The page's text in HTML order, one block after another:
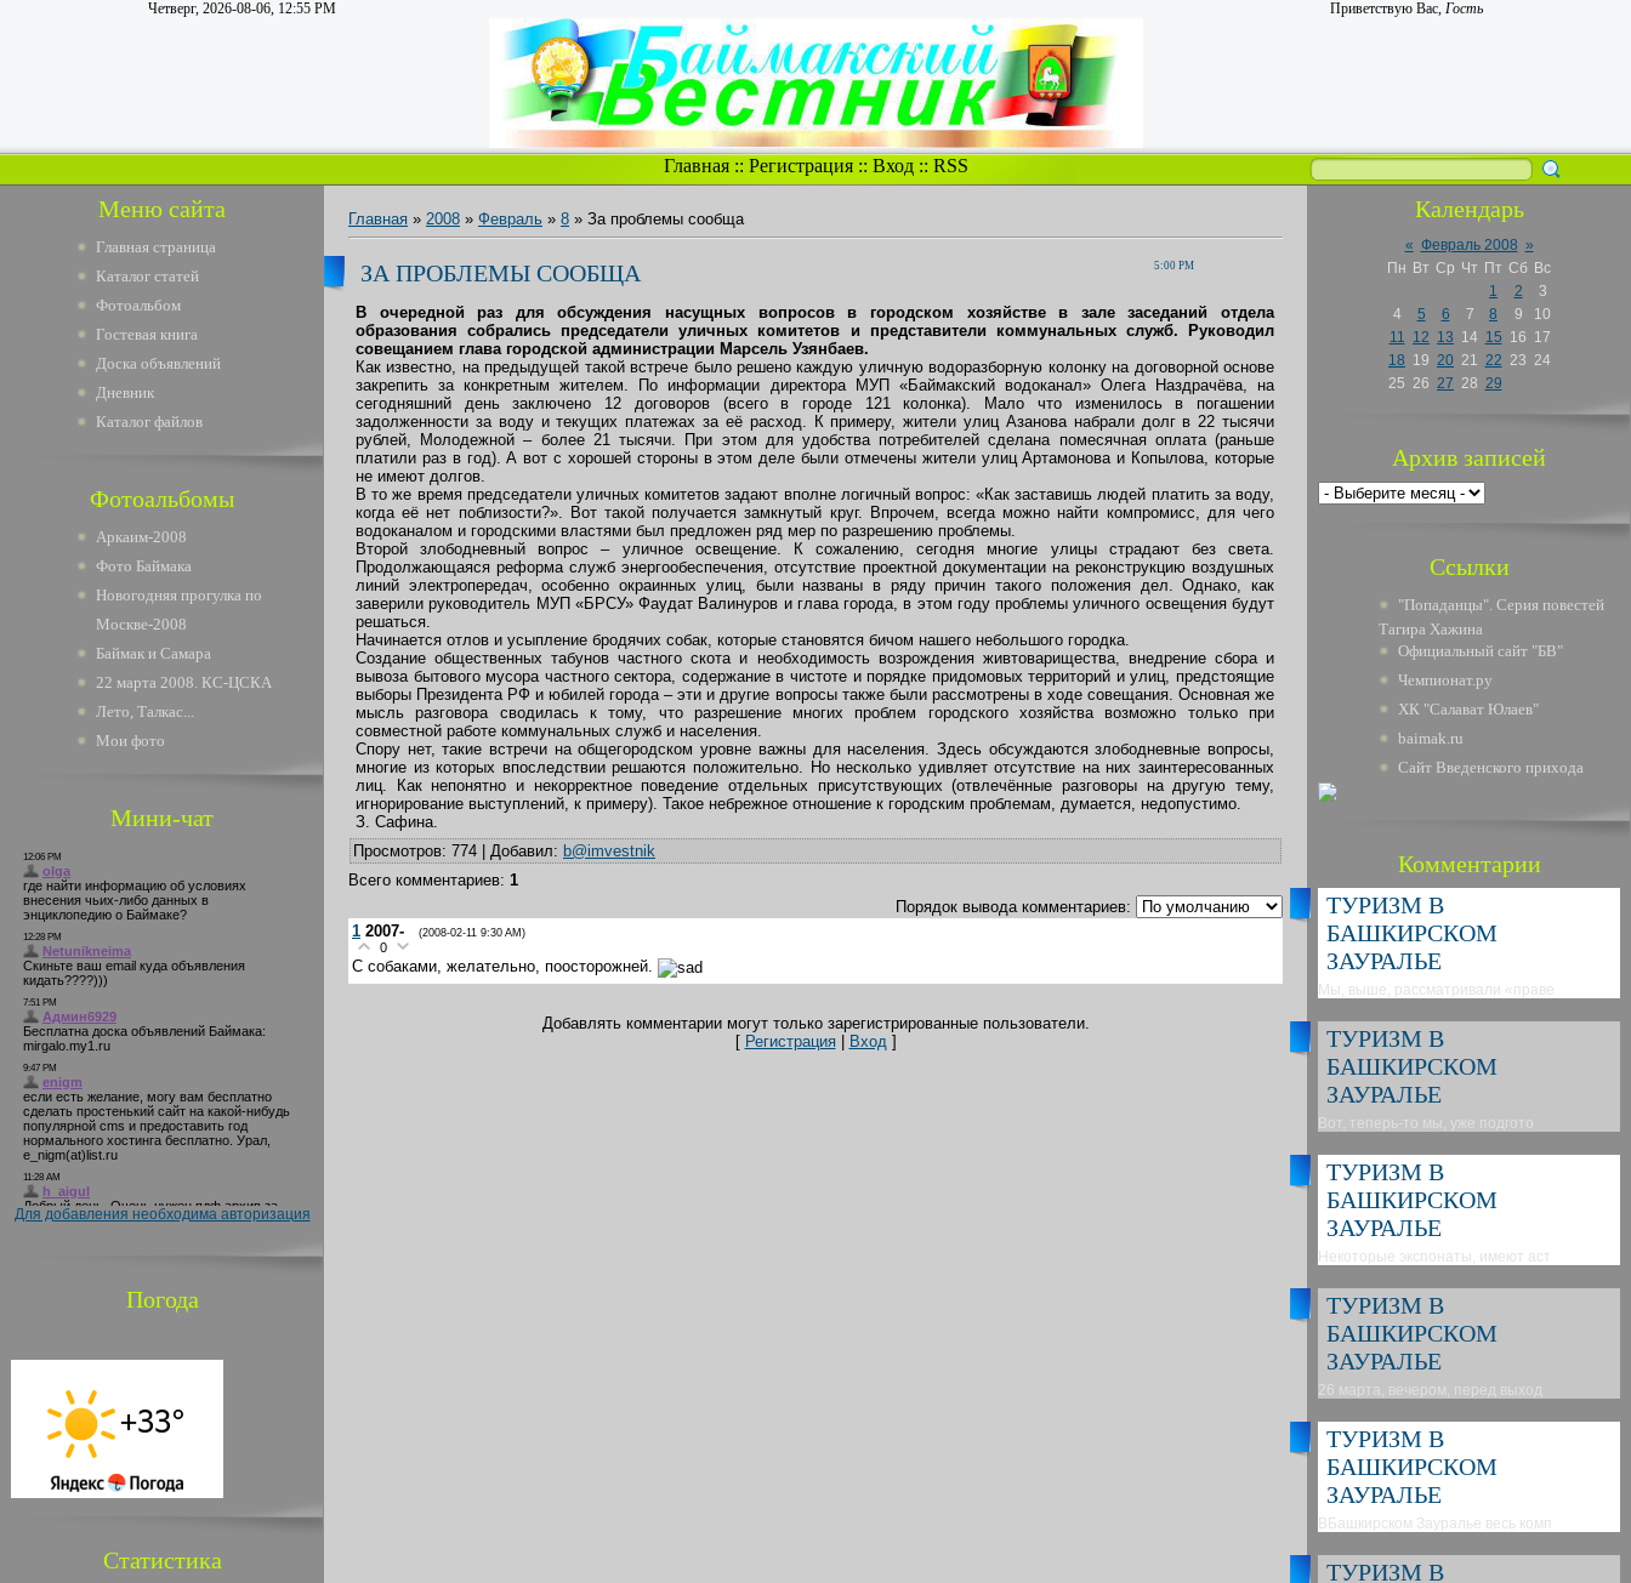
Четверг, 2026-08-06, 12:55 PM Приветствую Вас, Гость
Главная:: Регистрация:: Вход:: RSS
Меню сайта
Главная страница
Каталог статей
Фотоальбом
Гостевая книга
Доска объявлений
Дневник
Каталог файлов
Фотоальбомы
Аркаим-2008
Фото Баймака
Новогодняя прогулка по
Москве-2008
Баймак и Самара
22 марта 2008. КС-ЦСКА
Лето, Талкас...
Мои фото
Мини-чат
Для добавления необходима авторизация
Погода
Статистика
Главная » 2008 » Февраль » 8 » За проблемы сообща
5:00 PM
ЗА ПРОБЛЕМЫ СООБЩА
В очередной раз для обсуждения насущных вопросов в городском хозяйстве в зале заседаний отдела
образования собрались председатели уличных комитетов и представители коммунальных служб. Руководил
совещанием глава городской администрации Марсель Узянбаев.
Как известно, на предыдущей такой встрече было решено каждую уличную водоразборную колонку на договорной основе
закрепить за конкретным жителем. По информации директора МУП «Баймакский водоканал» Олега Наздрачёва, на
сегодняшний день заключено 12 договоров (всего в городе 121 колонка). Мало что изменилось в погашении
задолженности за воду и текущих платежах за её расход. К примеру, жители улиц Азанова набрали долг в 22 тысячи
рублей, Молодежной – более 21 тысячи. При этом для удобства потребителей сделана помесячная оплата (раньше
платили раз в год). А вот с хорошей стороны в этом деле были отмечены жители улиц Артамонова и Копылова, которые
не имеют долгов.
В то же время председатели уличных комитетов задают вполне логичный вопрос: «Как заставишь людей платить за воду,
когда её нет поблизости?». Вот такой получается замкнутый круг. Впрочем, всегда можно найти компромисс, для чего
водоканалом и городскими властями был предложен ряд мер по разрешению проблемы.
Второй злободневный вопрос – уличное освещение. К сожалению, сегодня многие улицы страдают без света.
Продолжающаяся реформа служб энергообеспечения, отсутствие проектной документации на реконструкцию воздушных
линий электропередач, особенно окраинных улиц, были названы в ряду причин такого положения дел. Однако, как
заверили руководитель МУП «БРСУ» Фаудат Валинуров и глава города, в этом году проблемы уличного освещения будут
решаться.
Начинается отлов и усыпление бродячих собак, которые становятся бичом нашего небольшого городка.
Создание общественных табунов частного скота и необходимость возрождения живтоварищества, внедрение сбора и
вывоза бытового мусора частного сектора, содержание в чистоте и порядке придомовых территорий и улиц, предстоящие
выборы Президента РФ и юбилей города – эти и другие вопросы также были рассмотрены в ходе совещания. Основная же
мысль разговора сводилась к тому, что разрешение многих проблем городского хозяйства возможно только при
совместной работе коммунальных служб и населения.
Спору нет, такие встречи на общегородском уровне важны для населения. Здесь обсуждаются злободневные вопросы,
многие из которых впоследствии решаются положительно. Но несколько удивляет отсутствие на них заинтересованных
лиц. Как непонятно и некорректное поведение отдельных присутствующих (отвлечённые разговоры на другую тему,
игнорирование выступлений, к примеру). Такое небрежное отношение к городским проблемам, думается, недопустимо.
З. Сафина.
Просмотров: 774 | Добавил: b@imvestnik
Всего комментариев: 1
Порядок вывода комментариев:
1 2007- (2008-02-11 9:30 AM)
0
С собаками, желательно, поосторожней.
Добавлять комментарии могут только зарегистрированные пользователи.
[ Регистрация| Вход]
Календарь
« Февраль 2008 »
Пн Вт Ср Чт Пт Сб Вс
1
2
3
4
5 6 7 8 9
10
11 12 13 14 15 16 17
18 19 20 21 22 23 24
25 26 27 28 29
Архив записей
Ссылки
"Попаданцы". Серия повестей
Тагира Хажина
Официальный сайт "БВ"
Чемпионат.ру
ХК "Салават Юлаев"
baimak.ru
Сайт Введенского прихода
Комментарии
ТУРИЗМ В
БАШКИРСКОМ
ЗАУРАЛЬЕ
Мы, выше, рассматривали «праве
ТУРИЗМ В
БАШКИРСКОМ
ЗАУРАЛЬЕ
Вот, теперь-то мы, уже подгото
ТУРИЗМ В
БАШКИРСКОМ
ЗАУРАЛЬЕ
Некоторые экспонаты, имеют аст
ТУРИЗМ В
БАШКИРСКОМ
ЗАУРАЛЬЕ
26 марта, вечером, перед выход
ТУРИЗМ В
БАШКИРСКОМ
ЗАУРАЛЬЕ
ВБашкирском Зауралье весь комп
ТУРИЗМ В